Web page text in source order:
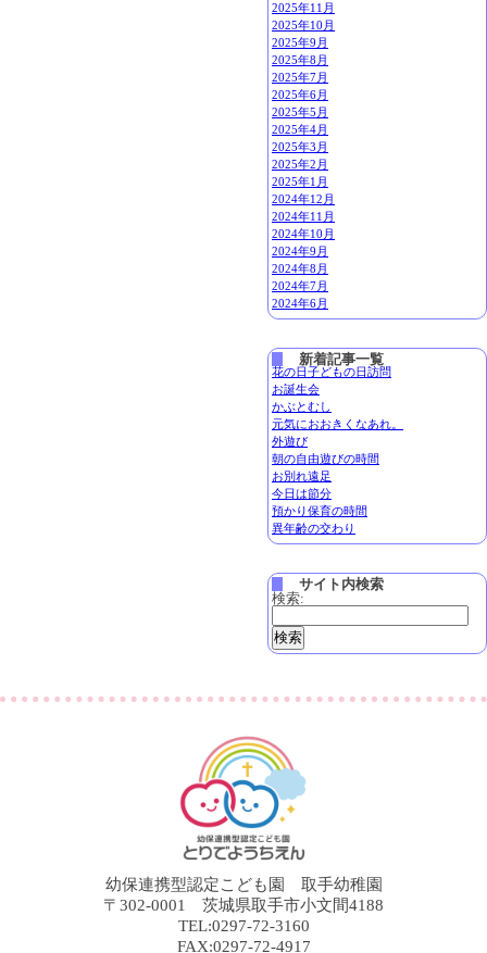
2025年11月
2025年10月
2025年9月
2025年8月
2025年7月
2025年6月
2025年5月
2025年4月
2025年3月
2025年2月
2025年1月
2024年12月
2024年11月
2024年10月
2024年9月
2024年8月
2024年7月
2024年6月
新着記事一覧
花の日子どもの日訪問
お誕生会
かぶとむし
元気におおきくなあれ。
外遊び
朝の自由遊びの時間
お別れ遠足
今日は節分
預かり保育の時間
異年齢の交わり
サイト内検索
検索:
幼保連携型認定こども園 取手幼稚園
〒302-0001 茨城県取手市小文間4188
TEL:0297-72-3160
FAX:0297-72-4917